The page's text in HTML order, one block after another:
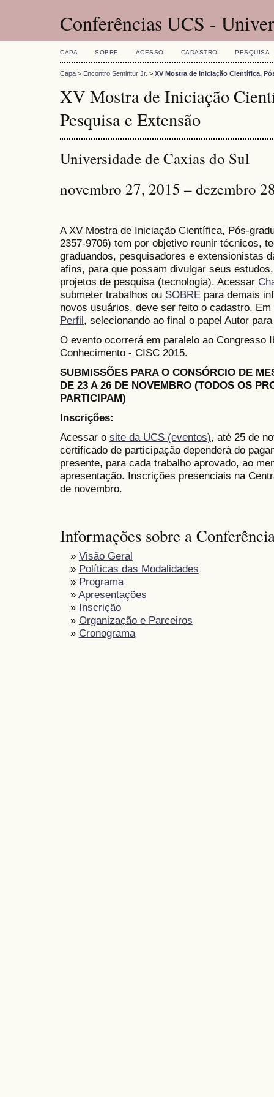
Conferências UCS -
CAPA SOBRE ACESSO CADASTRO PESQUISA
Capa > Encontro Semintur Jr. > XV Mostra de Iniciação Científica,
XV Mostra de Iniciação
Pesquisa e Extensão
Universidade de Caxias do Sul
novembro 27, 2015 – dezembro
A XV Mostra de Iniciação Científica, Pós-
2357-9706) tem por objetivo reunir técnicos,
graduandos, pesquisadores e extensionistas
afins, para que possam divulgar seus
projetos de pesquisa (tecnologia). Acessar
submeter trabalhos ou SOBRE para demais
novos usuários, deve ser feito o cadastro.
Perfil, selecionando ao final o papel Autor
O evento ocorrerá em paralelo ao Congresso
Conhecimento - CISC 2015.
SUBMISSÕES PARA O CONSÓRCIO DE
DE 23 A 26 DE NOVEMBRO (TODOS OS
PARTICIPAM)
Inscrições:
Acessar o site da UCS (eventos), até 25 de
certificado de participação dependerá do
presente, para cada trabalho aprovado, ao
apresentação. Inscrições presenciais na
de novembro.
Informações sobre a
» Visão Geral
» Políticas das Modalidades
» Programa
» Apresentações
» Inscrição
» Organização e Parceiros
» Cronograma